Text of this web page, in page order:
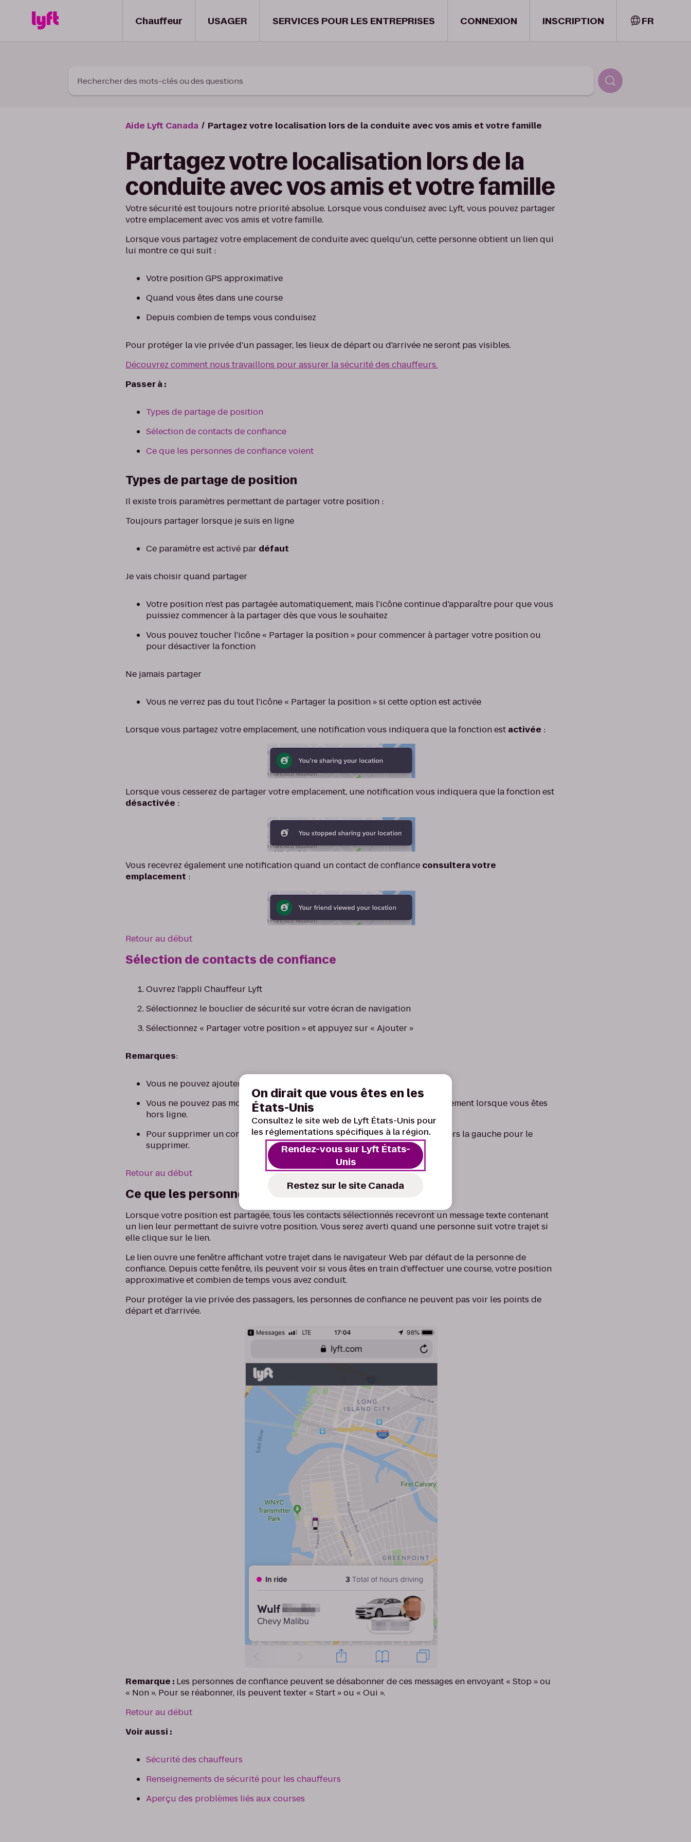
Chauffeur USAGER SERVICES POUR LES ENTREPRISES CONNEXION INSCRIPTION FR
Rechercher des mots-clés ou des questions
Aide Lyft Canada Partagez votre localisation lors de la conduite avec vos amis et votre famille
Partagez votre localisation lors de la
conduite avec vos amis et votre famille
Votre sécurité est toujours notre priorité absolue. Lorsque vous conduisez avec Lyft, vous pouvez partager
votre emplacement avec vos amis et votre famille.
Lorsque vous partagez votre emplacement de conduite avec quelqu'un, cette personne obtient un lien qui
lui montre ce qui suit :
Votre position GPS approximative
Quand vous êtes dans une course
Depuis combien de temps vous conduisez
Pour protéger la vie privée d'un passager, les lieux de départ ou d'arrivée ne seront pas visibles.
Découvrez comment nous travaillons pour assurer la sécurité des chauffeurs.
Passer à :
Types de partage de position
Sélection de contacts de confiance
Ce que les personnes de confiance voient
Types de partage de position
Il existe trois paramètres permettant de partager votre position :
Toujours partager lorsque je suis en ligne
Ce paramètre est activé par défaut
Je vais choisir quand partager
Votre position n'est pas partagée automatiquement, mais l'icône continue d'apparaître pour que vous
puissiez commencer à la partager dès que vous le souhaitez
Vous pouvez toucher l'icône « Partager la position » pour commencer à partager votre position ou
pour désactiver la fonction
Ne jamais partager
Vous ne verrez pas du tout l'icône « Partager la position » si cette option est activée
Lorsque vous partagez votre emplacement, une notification vous indiquera que la fonction est activée :
Lorsque vous cesserez de partager votre emplacement, une notification vous indiquera que la fonction est
désactivée :
Vous recevrez également une notification quand un contact de confiance consultera votre
emplacement :
Retour au début
Sélection de contacts de confiance
Ouvrez l'appli Chauffeur Lyft
Sélectionnez le bouclier de sécurité sur votre écran de navigation
Sélectionnez « Partager votre position » et appuyez sur « Ajouter »
Remarques:
Vous ne pouvez ajouter que 5 contacts à la fois.
Vous ne pouvez pas modifier vos contacts de confiance en conduisant, seulement lorsque vous êtes
hors ligne.
Pour supprimer un contact définitivement, tapez son nom et faites glisser vers la gauche pour le
supprimer.
Retour au début
Ce que les personnes de confiance voient
Lorsque votre position est partagée, tous les contacts sélectionnés recevront un message texte contenant
un lien leur permettant de suivre votre position. Vous serez averti quand une personne suit votre trajet si
elle clique sur le lien.
Le lien ouvre une fenêtre affichant votre trajet dans le navigateur Web par défaut de la personne de
confiance. Depuis cette fenêtre, ils peuvent voir si vous êtes en train d'effectuer une course, votre position
approximative et combien de temps vous avez conduit.
Pour protéger la vie privée des passagers, les personnes de confiance ne peuvent pas voir les points de
départ et d'arrivée.
Remarque : Les personnes de confiance peuvent se désabonner de ces messages en envoyant « Stop » ou
« Non ». Pour se réabonner, ils peuvent texter « Start » ou « Oui ».
Retour au début
Voir aussi :
Sécurité des chauffeurs
Renseignements de sécurité pour les chauffeurs
Aperçu des problèmes liés aux courses
On dirait que vous êtes en les
États-Unis
Consultez le site web de Lyft États-Unis pour
les réglementations spécifiques à la région.
Rendez-vous sur Lyft États-
Unis
Restez sur le site Canada